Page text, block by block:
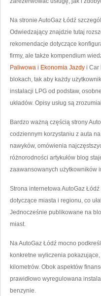
Na stronie AutoGaz Łódź
Odwiedzający znajdzie tutaj
rekomendacje dotyczące
firmy, ale także kompendium
Paliwowa i Ekonomia Jazdy i Car
blokach, tak aby każdy
instalacji LPG od podstaw,
układów. Opisy usług są
Bardzo ważną częścią strony
codziennym korzystaniu z auta
nawyków, omówienia
różnorodności artykułów blog
zaawansowanych użytkowników
Strona internetowa AutoGaz
dotyczące miasta i regionu, co
Jednocześnie publikowane na
miast.
Na AutoGaz Łódź mocno
konkretne wyliczenia
kilometrów. Obok aspektów
prawidłowo wyregulowana
benzynie.